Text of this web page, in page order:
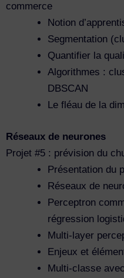
commerce
Notion
Segmentation
Quantifier la
Algorithmes :
DBSCAN
Le fléau de la
Réseaux de neurones
Projet #5 : prévision du
Présentation du
Réseaux de
Perceptron
régression
Multi-layer
Enjeux et
Multi-classe